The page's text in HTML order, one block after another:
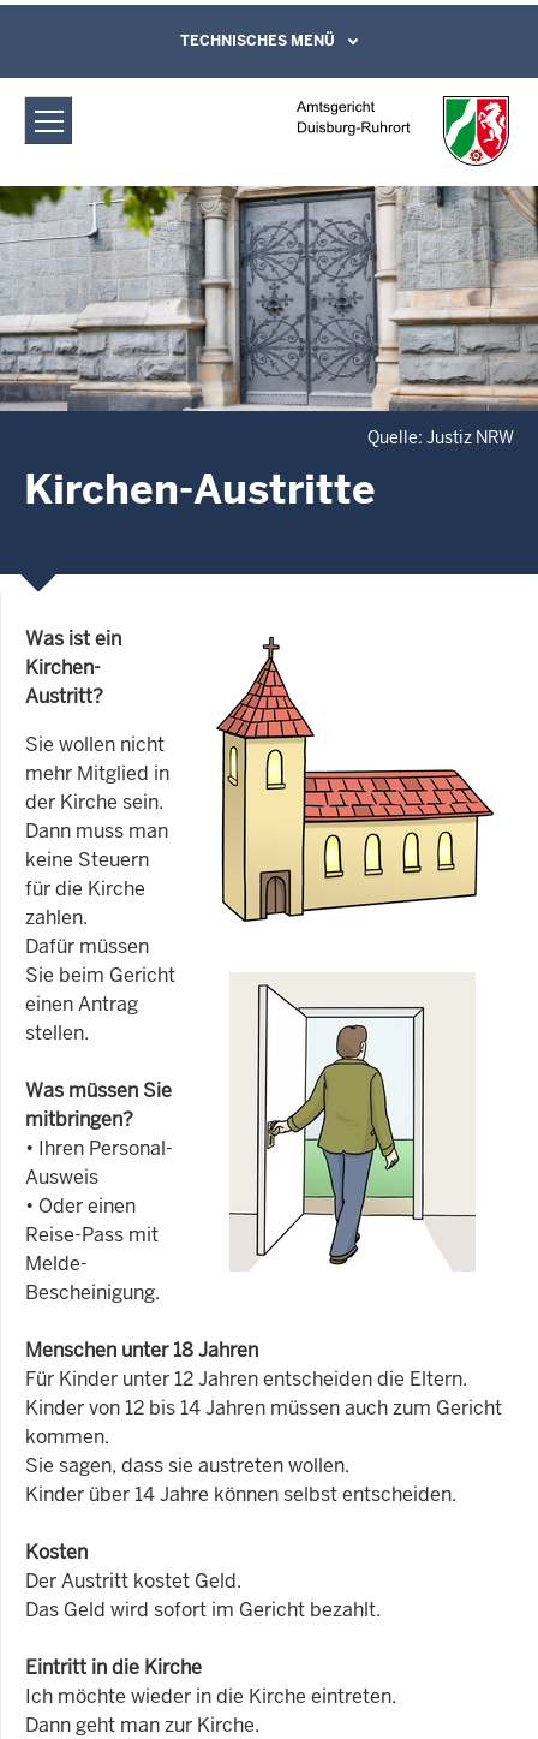
Amtsgericht Duisburg-Ruhrort:
Kirchen-Austritte
Direkt zum Inhalt
Leichte Sprache, Gebärdensprachenvideo
und Kontaktformular
TECHNISCHES MENÜ
Quelle: Justiz NRW
Kirchen-Austritte
Was ist ein
Kirchen-
Austritt?
Sie wollen nicht
mehr Mitglied in
der Kirche sein.
Dann muss man
keine Steuern
für die Kirche
zahlen.
Dafür müssen
Sie beim Gericht
einen Antrag
stellen.
Was müssen Sie
mitbringen?
• Ihren Personal-
Ausweis
• Oder einen
Reise-Pass mit
Melde-
Bescheinigung.
Menschen unter 18 Jahren
Für Kinder unter 12 Jahren entscheiden die Eltern.
Kinder von 12 bis 14 Jahren müssen auch zum Gericht
kommen.
Sie sagen, dass sie austreten wollen.
Kinder über 14 Jahre können selbst entscheiden.
Kosten
Der Austritt kostet Geld.
Das Geld wird sofort im Gericht bezahlt.
Eintritt in die Kirche
Ich möchte wieder in die Kirche eintreten.
Dann geht man zur Kirche.